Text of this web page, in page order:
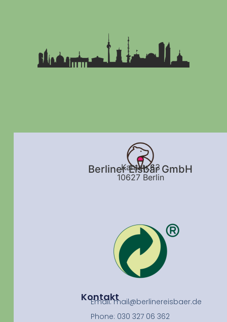
Berliner Eisbär GmbH
Kantstr.63
10627 Berlin
Kontakt
Email: mail@berlinereisbaer.de
Phone: 030 327 06 362